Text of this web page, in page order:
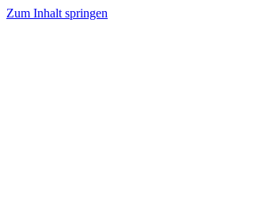
Zum Inhalt springen